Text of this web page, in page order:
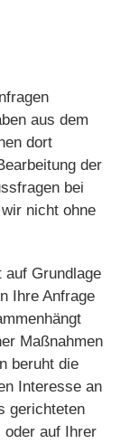
aus dem
dort
der
bei
nicht ohne
auf Grundlage
Ihre Anfrage
Maßnahmen
beruht die
Interesse an
gerichteten
oder auf Ihrer